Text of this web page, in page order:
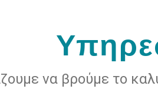
να βρούμε το